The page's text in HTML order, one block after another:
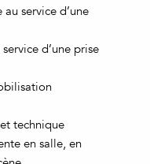
service d’une
d’une prise
technique
en salle, en